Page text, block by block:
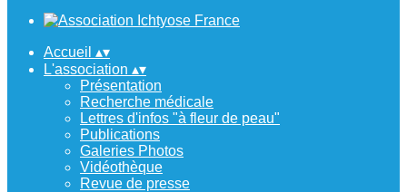
Accueil ▴▾
L'association ▴▾
Présentation
Recherche médicale
Lettres d'infos "à fleur de peau"
Publications
Galeries Photos
Vidéothèque
Revue de presse